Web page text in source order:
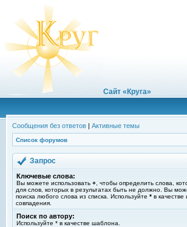
Сайт «Круга»
Сообщения без ответов | Активные темы
Список форумов
Запрос
Ключевые слова:
Вы можете использовать + , чтобы определить слова,
для слов, которых в результатах быть не должно. Вы
поиска любого слова из списка. Используйте * в
совпадения.
Поиск по автору:
Используйте * в качестве шаблона.